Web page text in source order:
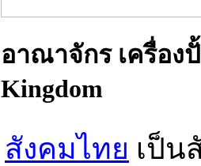
อาณาจักร เครื่อง
Kingdom
สังคมไทย เป็น